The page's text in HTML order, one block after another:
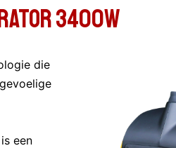
3400W
die
een